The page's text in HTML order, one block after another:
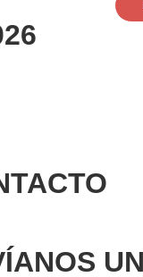
UN